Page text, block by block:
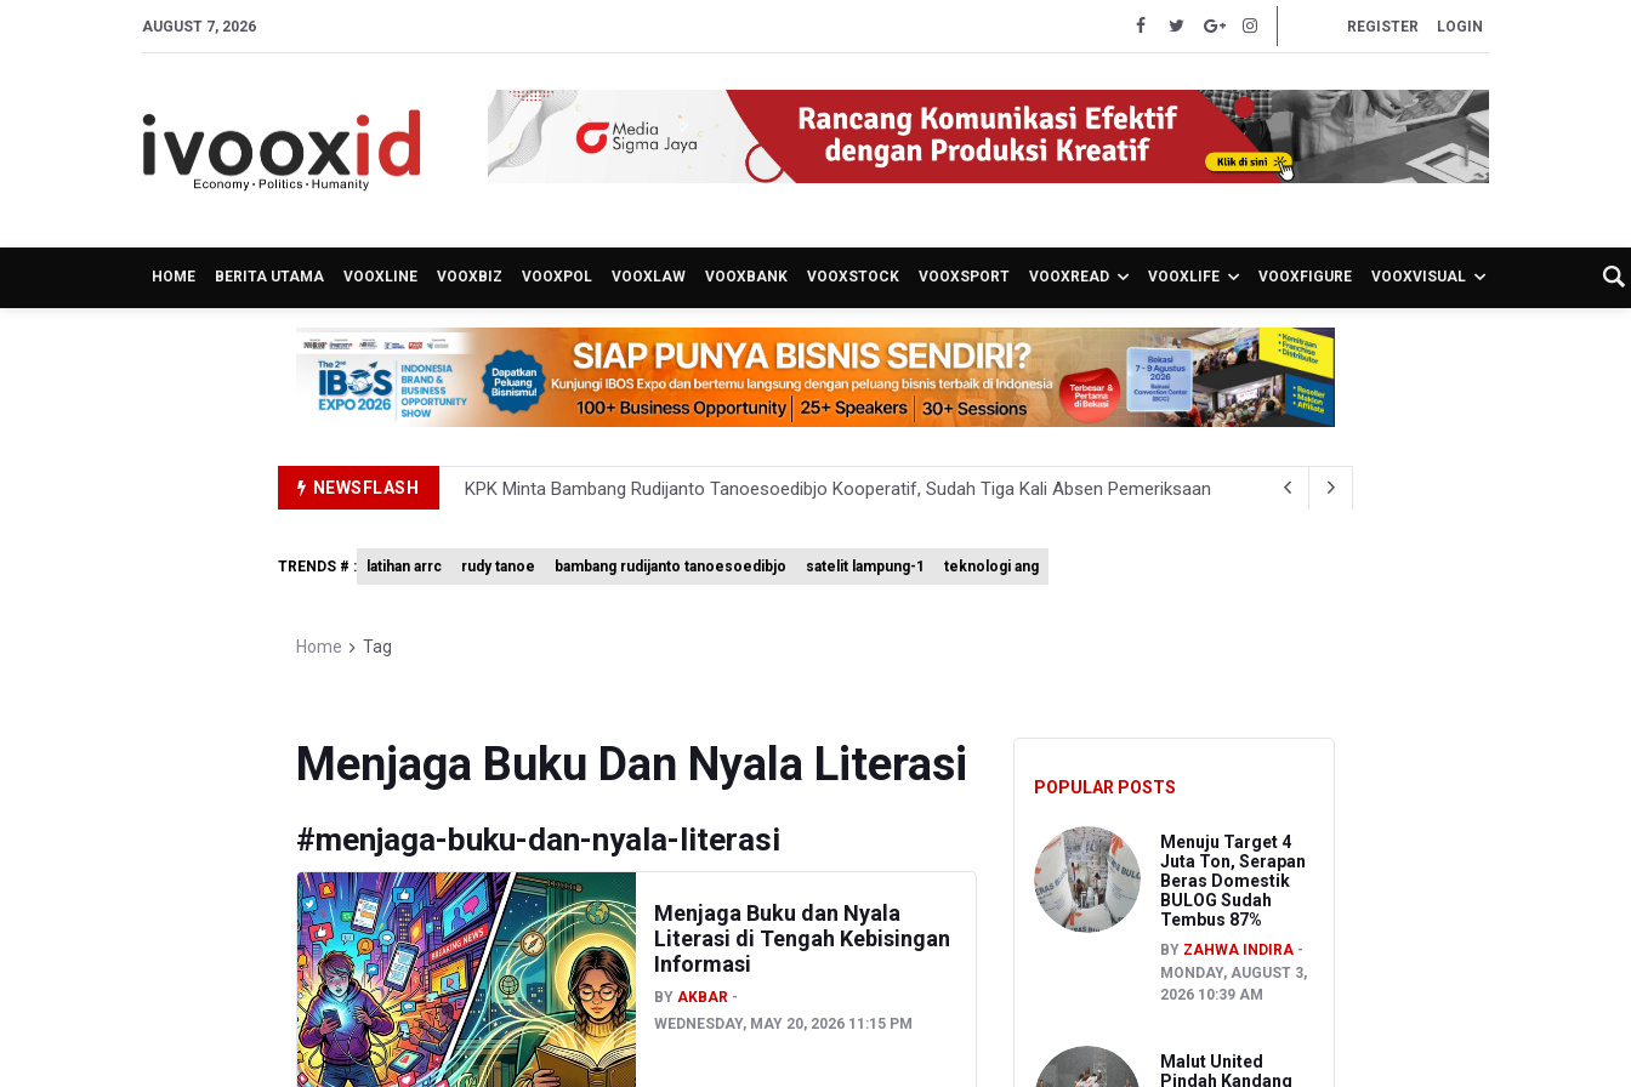
AUGUST 7, 2026 REGISTER LOGIN
HOME BERITA UTAMA VOOXLINE VOOXBIZ VOOXPOL VOOXLAW VOOXBANK VOOXSTOCK VOOXSPORT VOOXREAD VOOXLIFE VOOXFIGURE VOOXVISUAL
NEWSFLASH
KPK Minta Bambang Rudijanto Tanoesoedibjo Kooperatif, Sudah Tiga Kali Absen Pemeriksaan
BRIN Sebut Teknologi ANG Berpotensi Hemat Subsidi LPG hingga Rp26 triliun
TRENDS # : latihan arrc rudy tanoe bambang rudijanto tanoesoedibjo satelit lampung-1 teknologi ang
Home Tag
Menjaga Buku Dan Nyala Literasi
#menjaga-buku-dan-nyala-literasi
Menjaga Buku dan Nyala
Literasi di Tengah Kebisingan
Informasi
BY AKBAR
WEDNESDAY, MAY 20, 2026 11:15 PM
POPULAR POSTS
Menuju Target 4
Juta Ton, Serapan
Beras Domestik
BULOG Sudah
Tembus 87%
BY ZAHWA INDIRA
MONDAY, AUGUST 3,
2026 10:39 AM
Malut United
Pindah Kandang